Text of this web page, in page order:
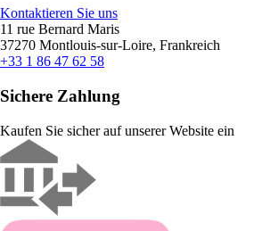
Kontaktieren Sie uns
11 rue Bernard Maris
37270 Montlouis-sur-Loire, Frankreich
+33 1 86 47 62 58
Sichere Zahlung
Kaufen Sie sicher auf unserer Website ein